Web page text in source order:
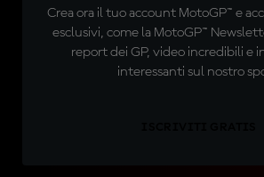
Crea ora il tuo account MotoGP™ e
esclusivi, come la MotoGP™
report dei GP, video incredibili e
interessanti sul nostro